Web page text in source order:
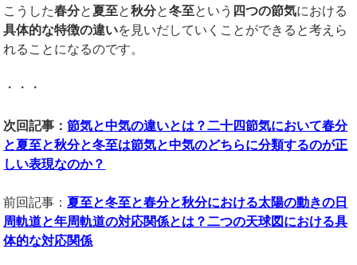
こうした春分と夏至と秋分と冬至という 四つの節気における
具体的な特徴の違いを見いだしていくことができると考えら
れることになるのです。
・・・
次回記事：節気と中気の違いとは？二十四節気において春分
と夏至と秋分と冬至は節気と中気のどちらに分類するのが正
しい表現なのか？
前回記事：夏至と冬至と春分と秋分における太陽の動きの日
周軌道と年周軌道の対応関係とは？二つの天球図における具
体的な対応関係